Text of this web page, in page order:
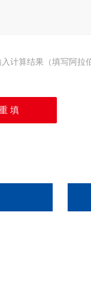
入计算结果（填写阿拉